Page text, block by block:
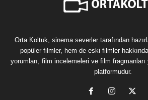
Orta Koltuk, sinema severler tarafından
popüler filmler, hem de eski filmler
yorumları, film incelemeleri ve film
platformudur.